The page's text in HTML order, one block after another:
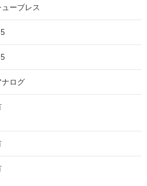
ューブレス
ナログ